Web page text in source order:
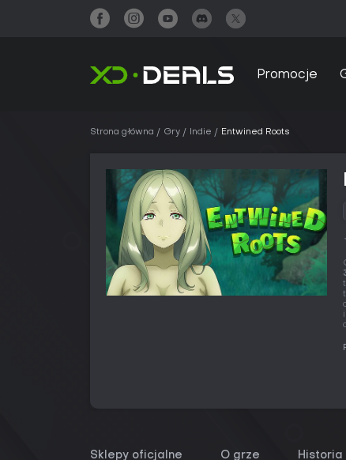
Promocje
Strona główna Gry Indie Entwined Roots
Sklepy oficjalne O grze Historia